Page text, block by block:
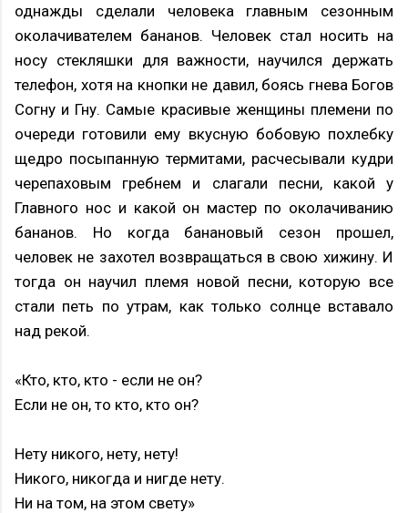
однажды сделали человека главным сезонным
околачивателем бананов. Человек стал носить на
носу стекляшки для важности, научился держать
телефон, хотя на кнопки не давил, боясь гнева Богов
Согну и Гну. Самые красивые женщины племени по
очереди готовили ему вкусную бобовую похлебку
щедро посыпанную термитами, расчесывали кудри
черепаховым гребнем и слагали песни, какой у
Главного нос и какой он мастер по околачиванию
бананов. Но когда банановый сезон прошел,
человек не захотел возвращаться в свою хижину. И
тогда он научил племя новой песни, которую все
стали петь по утрам, как только солнце вставало
над рекой.
«Кто, кто, кто - если не он?
Если не он, то кто, кто он?
Нету никого, нету, нету!
Никого, никогда и нигде нету.
Ни на том, на этом свету»